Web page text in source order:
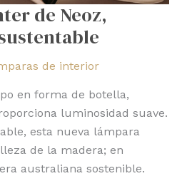
de Neoz,
de interior
en forma de botella,
luminosidad suave.
esta nueva lámpara
de la madera; en
australiana sostenible.